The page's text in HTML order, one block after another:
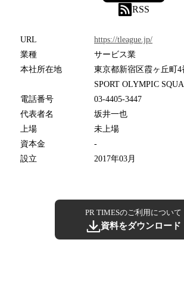
RSS
URL
https://tleague.jp/
業種
サービス業
本社所在地
東京都新宿区霞ヶ丘町
SPORT OLYMPIC
電話番号
03-4405-3447
代表者名
坂井一也
上場
未上場
資本金
-
設立
2017年03月
PR TIMESのご利用について
資料をダウンロード